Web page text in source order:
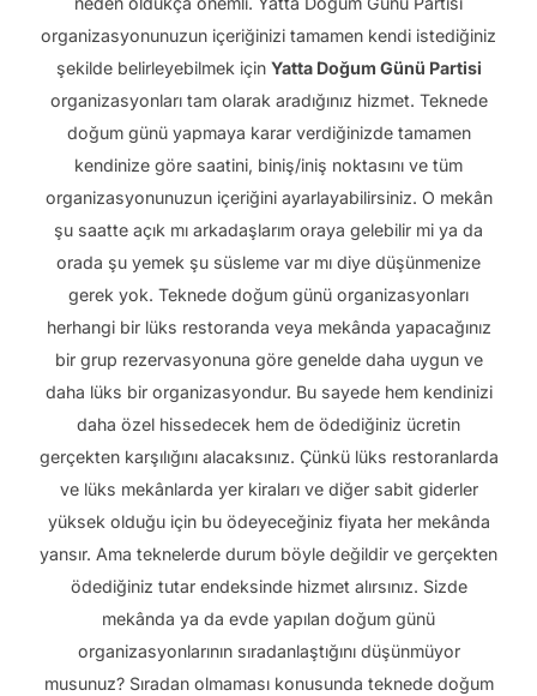
organizasyonunuzun içeriğinizi tamamen kendi istediğiniz
şekilde belirleyebilmek için Yatta Doğum Günü Partisi
organizasyonları tam olarak aradığınız hizmet. Teknede
doğum günü yapmaya karar verdiğinizde tamamen
kendinize göre saatini, biniş/iniş noktasını ve tüm
organizasyonunuzun içeriğini ayarlayabilirsiniz. O mekân
şu saatte açık mı arkadaşlarım oraya gelebilir mi ya da
orada şu yemek şu süsleme var mı diye düşünmenize
gerek yok. Teknede doğum günü organizasyonları
herhangi bir lüks restoranda veya mekânda yapacağınız
bir grup rezervasyonuna göre genelde daha uygun ve
daha lüks bir organizasyondur. Bu sayede hem kendinizi
daha özel hissedecek hem de ödediğiniz ücretin
gerçekten karşılığını alacaksınız. Çünkü lüks restoranlarda
ve lüks mekânlarda yer kiraları ve diğer sabit giderler
yüksek olduğu için bu ödeyeceğiniz fiyata her mekânda
yansır. Ama teknelerde durum böyle değildir ve gerçekten
ödediğiniz tutar endeksinde hizmet alırsınız. Sizde
mekânda ya da evde yapılan doğum günü
organizasyonlarının sıradanlaştığını düşünmüyor
musunuz? Sıradan olmaması konusunda teknede doğum